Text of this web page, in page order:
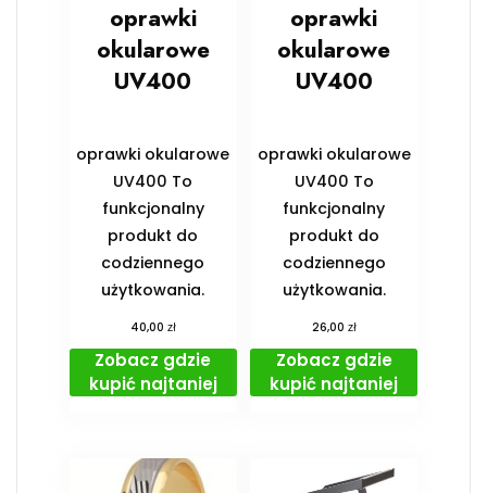
oprawki
okularowe
UV400
oprawki okularowe
UV400 To
funkcjonalny
produkt do
codziennego
użytkowania.
40,00 zł
Zobacz gdzie
kupić najtaniej
oprawki
okularowe
UV400
oprawki okularowe
UV400 To
funkcjonalny
produkt do
codziennego
użytkowania.
26,00 zł
Zobacz gdzie
kupić najtaniej